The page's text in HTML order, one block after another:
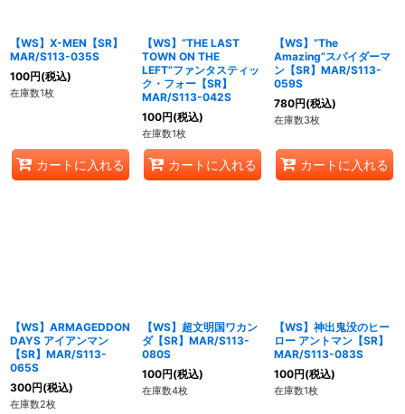
【WS】X-MEN【SR】
MAR/S113-035S
100円(税込)
在庫数1枚
カートに入れる
【WS】“THE LAST
TOWN ON THE
LEFT”ファンタスティッ
ク・フォー【SR】
MAR/S113-042S
100円(税込)
在庫数1枚
カートに入れる
【WS】“The
Amazing”スパイダーマ
ン【SR】MAR/S113-
059S
780円(税込)
在庫数3枚
カートに入れる
【WS】ARMAGEDDON
DAYS アイアンマン
【SR】MAR/S113-
065S
300円(税込)
在庫数2枚
【WS】超文明国ワカン
ダ【SR】MAR/S113-
080S
100円(税込)
在庫数4枚
【WS】神出鬼没のヒー
ロー アントマン【SR】
MAR/S113-083S
100円(税込)
在庫数1枚